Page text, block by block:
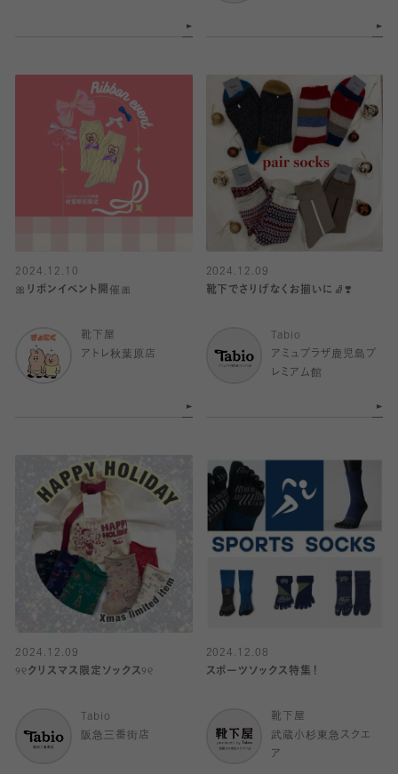
2024.12.10
🎀リボンイベント開催🎀
靴下屋
アトレ秋葉原店
2024.12.09
靴下でさりげなくお揃いに🧦❣️
Tabio
アミュプラザ鹿児島プ
レミアム館
2024.12.09
୨୧クリスマス限定ソックス୨୧
Tabio
阪急三番街店
2024.12.08
スポーツソックス特集！
靴下屋
武蔵小杉東急スクエ
ア